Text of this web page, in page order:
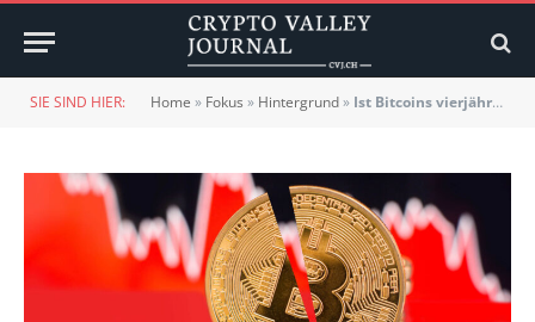
SIE SIND HIER: Home » Fokus » Hintergrund» Ist Bitcoins vierjähriger Halving-Preiszyklus gebrochen?